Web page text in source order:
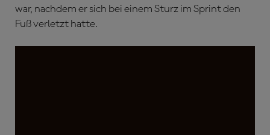
war, nachdem er sich bei einem Sturz im Sprint den
Fuß verletzt hatte.